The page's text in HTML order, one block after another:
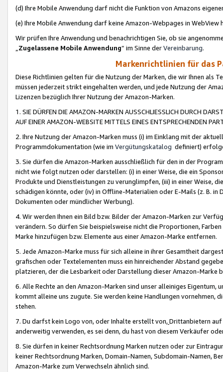
(d) Ihre Mobile Anwendung darf nicht die Funktion von Amazons
(e) Ihre Mobile Anwendung darf keine Amazon-Webpages in WebView
Wir prüfen Ihre Anwendung und benachrichtigen Sie, ob sie
„Zugelassene Mobile Anwendung“ im Sinne derVereinbarung.
Markenrichtlinien für das
Diese Richtlinien gelten für die Nutzung der Marken, die wir Ihnen als
müssen jederzeit strikt eingehalten werden, und jede Nutzung der
Lizenzen bezüglich Ihrer Nutzung der Amazon-Marken.
1. SIE DÜRFEN DIE AMAZON-MARKEN AUSSCHLIESSLICH DURCH
AUF EINER AMAZON-WEBSITE MITTELS EINES ENTSPRECHENDEN
2. Ihre Nutzung der Amazon-Marken muss (i) im Einklang mit der
Programmdokumentation (wie im Vergütungskatalog definiert)
3. Sie dürfen die Amazon-Marken ausschließlich für den in der
nicht wie folgt nutzen oder darstellen: (i) in einer Weise, die ein
Produkte und Dienstleistungen zu verunglimpfen, (iii) in einer Weise,
schädigen könnte, oder (iv) in Offline-Materialien oder E-Mails (z. B. in
Dokumenten oder mündlicher Werbung).
4. Wir werden Ihnen ein Bild bzw. Bilder der Amazon-Marken zur
verändern. So dürfen Sie beispielsweise nicht die Proportionen,
Marke hinzufügen bzw. Elemente aus einer Amazon-Marke entfernen.
5. Jede Amazon-Marke muss für sich alleine in ihrer Gesamtheit
grafischen oder Textelementen muss ein hinreichender Abstand
platzieren, der die Lesbarkeit oder Darstellung dieser Amazon-Marke
6. Alle Rechte an den Amazon-Marken sind unser alleiniges
kommt alleine uns zugute. Sie werden keine Handlungen vornehmen,
stehen.
7. Du darfst kein Logo von, oder Inhalte erstellt von,Drittanbietern auf
anderweitig verwenden, es sei denn, du hast von diesem Verkäufer
8. Sie dürfen in keiner Rechtsordnung Marken nutzen oder zur
keiner Rechtsordnung Marken, Domain-Namen, Subdomain-Namen,
Amazon-Marke zum Verwechseln ähnlich sind.